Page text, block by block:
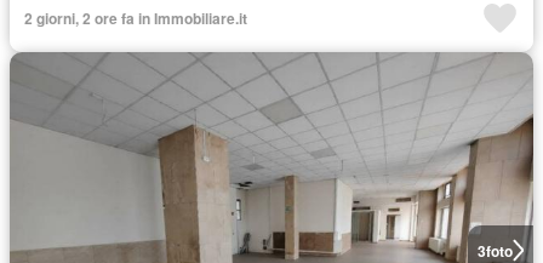
2 giorni, 2 ore fa in Immobiliare.it
3foto